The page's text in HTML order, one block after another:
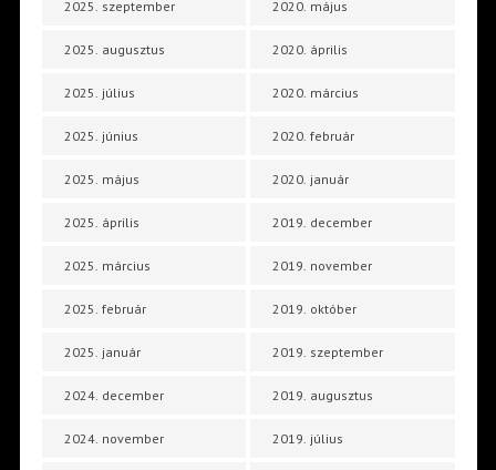
2025. szeptember
2025. augusztus
2025. július
2025. június
2025. május
2025. április
2025. március
2025. február
2025. január
2024. december
2024. november
2020. május
2020. április
2020. március
2020. február
2020. január
2019. december
2019. november
2019. október
2019. szeptember
2019. augusztus
2019. július